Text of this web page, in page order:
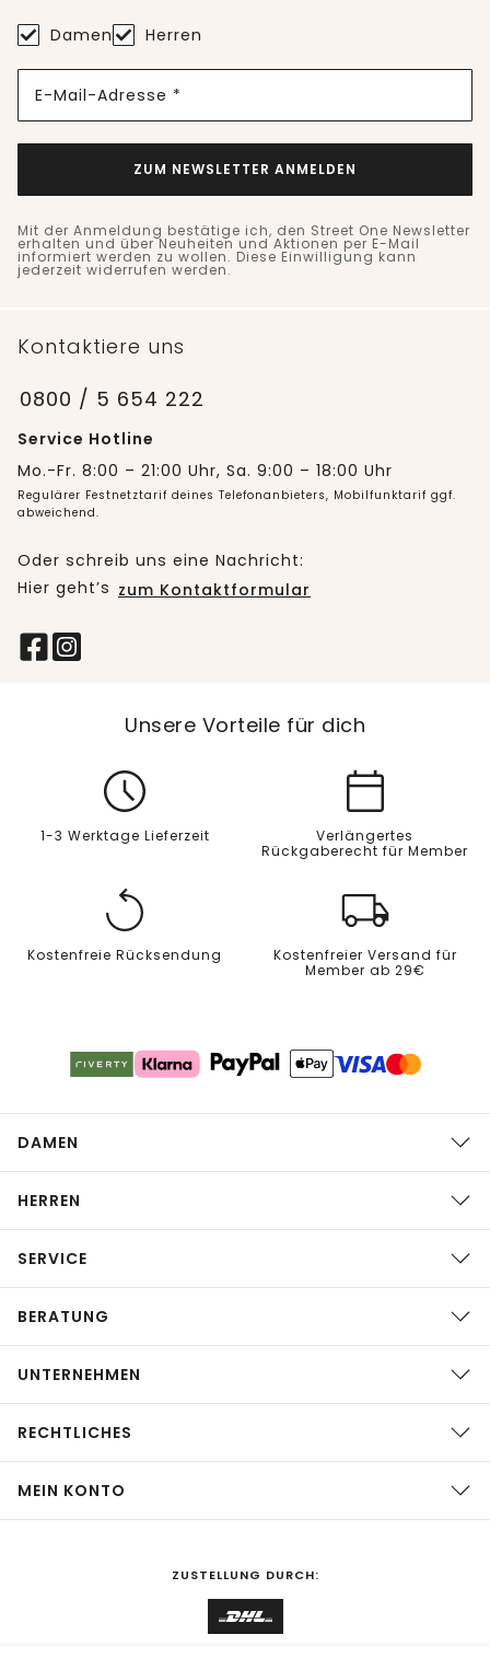
Damen Herren
E-Mail-Adresse *
ZUM NEWSLETTER ANMELDEN
Mit der Anmeldung bestätige ich, den Street One Newsletter
erhalten und über Neuheiten und Aktionen per E-Mail
informiert werden zu wollen. Diese Einwilligung kann
jederzeit widerrufen werden.
Kontaktiere uns
0800 / 5 654 222
Service Hotline
Mo.-Fr. 8:00 – 21:00 Uhr, Sa. 9:00 – 18:00 Uhr
Regulärer Festnetztarif deines Telefonanbieters, Mobilfunktarif ggf.
abweichend.
Oder schreib uns eine Nachricht:
Hier geht’s zum Kontaktformular
Unsere Vorteile für dich
1-3 Werktage Lieferzeit
Verlängertes
Rückgaberecht für Member
Kostenfreie Rücksendung
Kostenfreier Versand für
Member ab 29€
DAMEN
HERREN
SERVICE
BERATUNG
UNTERNEHMEN
RECHTLICHES
MEIN KONTO
ZUSTELLUNG DURCH: